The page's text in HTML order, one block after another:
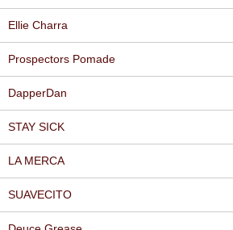
Ellie Charra
Prospectors Pomade
DapperDan
STAY SICK
LA MERCA
SUAVECITO